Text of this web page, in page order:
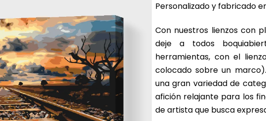
media
producto
es
de
0,0
sobre
5
estrellas.
Personalizado y fabricado
Con nuestros lienzos con
deje a todos
herramientas, con el
colocado sobre un
una gran variedad de
afición relajante para los
de artista que busca